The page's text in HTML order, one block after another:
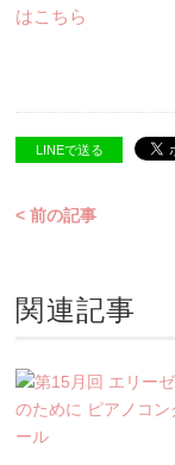
はこちら
LINEで送る
< 前の記事
関連記事